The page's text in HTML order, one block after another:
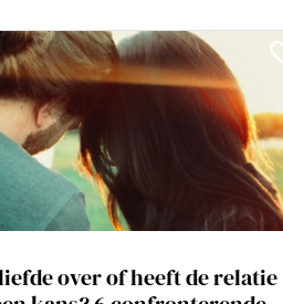
over of heeft de relatie